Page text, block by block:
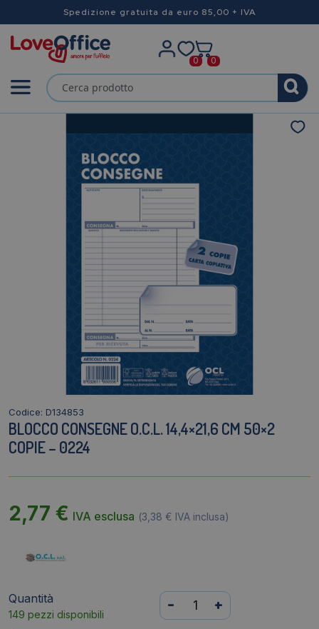
Spedizione gratuita da euro 85,00 + IVA
0 0
Codice: D134853
BLOCCO CONSEGNE O.C.L. 14,4×21,6 CM 50×2
COPIE – 0224
2,77 € IVA esclusa (3,38 € IVA inclusa)
Quantità
149 pezzi disponibili
Blocco
consegne
- +